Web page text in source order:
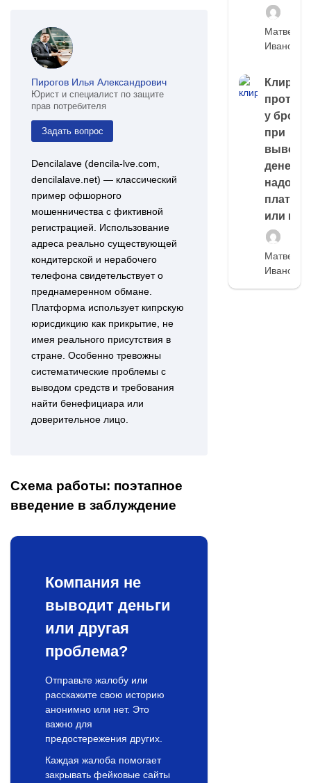
Пирогов Илья Александрович
Юрист и специалист по защите
прав потребителя
Задать вопрос
Dencilalave (dencila-lve.com,
dencilalave.net) — классический
пример офшорного
мошенничества с фиктивной
регистрацией. Использование
адреса реально существующей
кондитерской и нерабочего
телефона свидетельствует о
преднамеренном обмане.
Платформа использует кипрскую
юрисдикцию как прикрытие, не
имея реального присутствия в
стране. Особенно тревожны
систематические проблемы с
выводом средств и требования
найти бенефициара или
доверительное лицо.
Схема работы: поэтапное
введение в заблуждение
Компания не
выводит деньги
или другая
проблема?
Отправьте жалобу или
расскажите свою историю
анонимно или нет. Это
важно для
предостережения других.
Каждая жалоба помогает
закрывать фейковые сайты
Матвей
Иванов
Клиринг
у
при
выводе
денег,
надо
платить
или
Матвей
Иванов